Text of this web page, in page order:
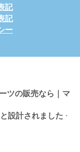
記
記
ー
ツの販売なら｜マ
と設計されました ·